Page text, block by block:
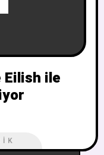
Eilish ile